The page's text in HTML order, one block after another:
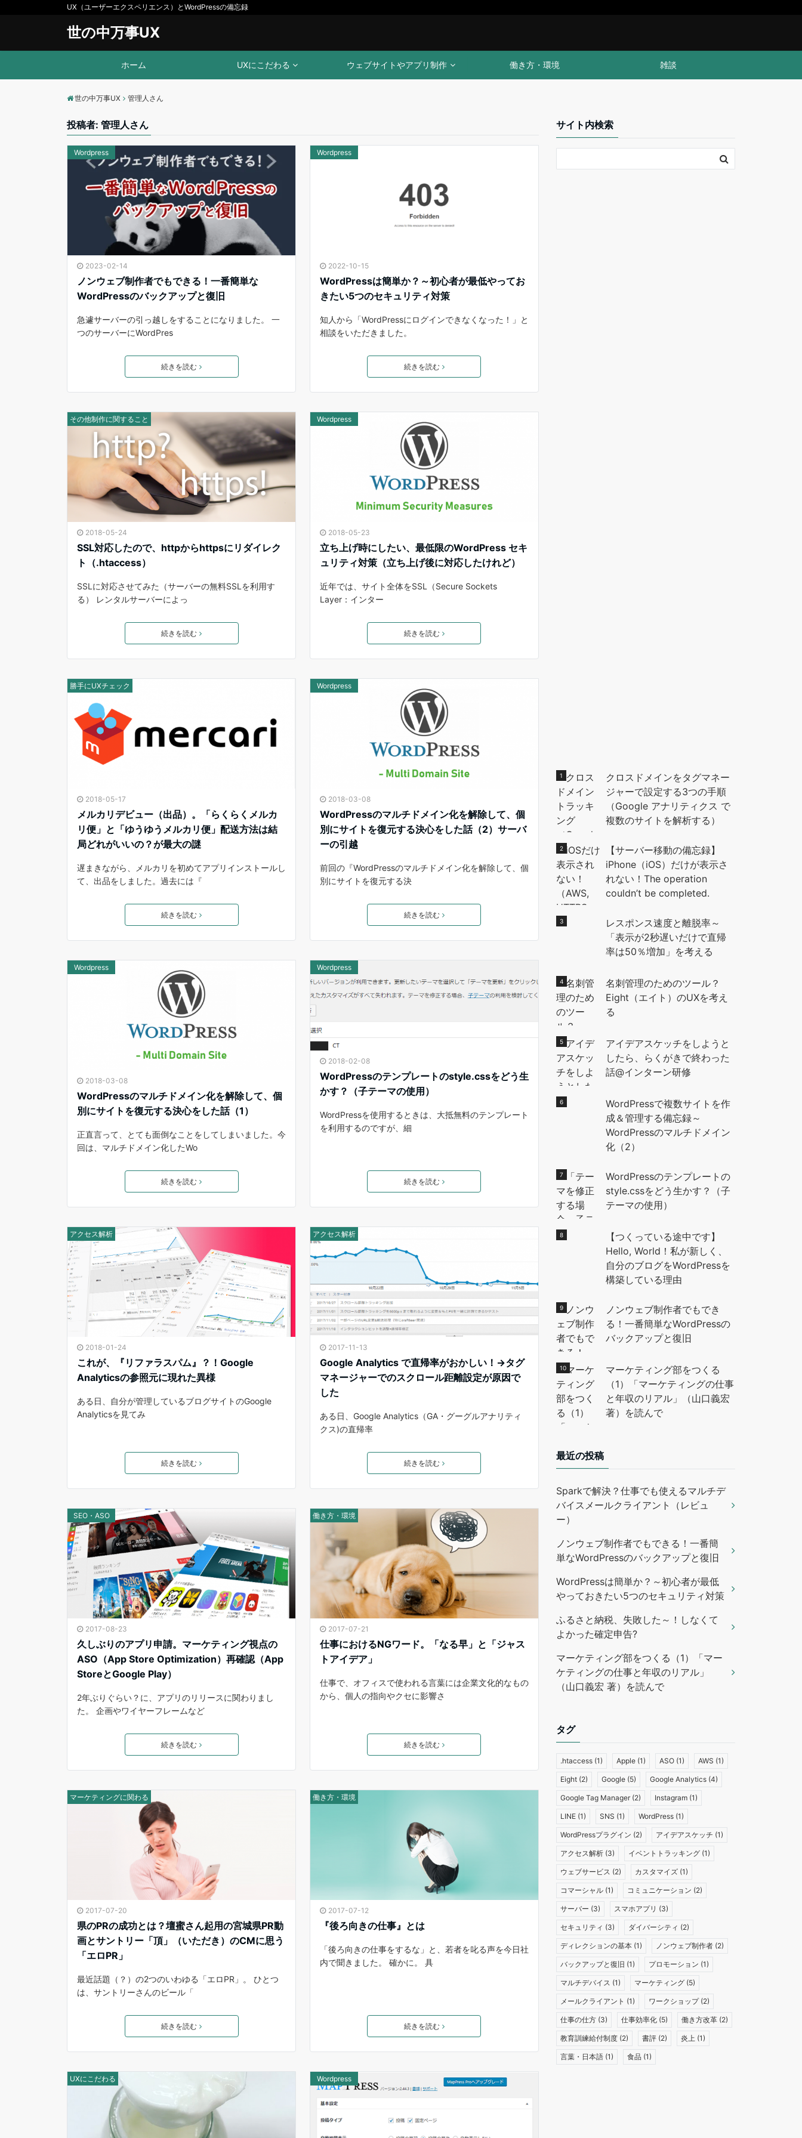
UX（ユーザーエクスペリエンス）とWordPressの備忘録
世の中万事UX
ホーム UXにこだわる ウェブサイトやアプリ制作 働き方・環境 雑談
世の中万事UX 管理人さん
投稿者: 管理人さん
Wordpress
2023-02-14
ノンウェブ制作者でもできる！一番簡単な
WordPressのバックアップと復旧
急遽サーバーの引っ越しをすることになりました。 一
つのサーバーにWordPres
続きを読む
Wordpress
2022-10-15
WordPressは簡単か？～初心者が最低やってお
きたい5つのセキュリティ対策
知人から「WordPressにログインできなくなった！」と
相談をいただきました。
続きを読む
その他制作に関すること
2018-05-24
SSL対応したので、httpからhttpsにリダイレク
ト（.htaccess）
SSLに対応させてみた（サーバーの無料SSLを利用す
る） レンタルサーバーによっ
続きを読む
Wordpress
2018-05-23
立ち上げ時にしたい、最低限のWordPress セキ
ュリティ対策（立ち上げ後に対応したけれど）
近年では、サイト全体をSSL（Secure Sockets
Layer：インター
続きを読む
勝手にUXチェック
2018-05-17
メルカリデビュー（出品）。「らくらくメルカ
リ便」と「ゆうゆうメルカリ便」配送方法は結
局どれがいいの？が最大の謎
遅まきながら、メルカリを初めてアプリインストールし
て、出品をしました。過去には『
続きを読む
Wordpress
2018-03-08
WordPressのマルチドメイン化を解除して、個
別にサイトを復元する決心をした話（2）サーバ
ーの引越
前回の『WordPressのマルチドメイン化を解除して、個
別にサイトを復元する決
続きを読む
Wordpress
2018-03-08
WordPressのマルチドメイン化を解除して、個
別にサイトを復元する決心をした話（1）
正直言って、とても面倒なことをしてしまいました。今
回は、マルチドメイン化したWo
続きを読む
Wordpress
2018-02-08
WordPressのテンプレートのstyle.cssをどう生
かす？（子テーマの使用）
WordPressを使用するときは、大抵無料のテンプレート
を利用するのですが、細
続きを読む
アクセス解析
2018-01-24
これが、『リファラスパム』？！Google
Analyticsの参照元に現れた異様
ある日、自分が管理しているブログサイトのGoogle
Analyticsを見てみ
続きを読む
アクセス解析
2017-11-13
Google Analytics で直帰率がおかしい！→タグ
マネージャーでのスクロール距離設定が原因で
した
ある日、Google Analytics（GA・グーグルアナリティ
クス)の直帰率
続きを読む
SEO・ASO
2017-08-23
久しぶりのアプリ申請。マーケティング視点の
ASO（App Store Optimization）再確認（App
StoreとGoogle Play）
2年ぶりぐらい？に、アプリのリリースに関わりまし
た。 企画やワイヤーフレームなど
続きを読む
働き方・環境
2017-07-21
仕事におけるNGワード。「なる早」と「ジャス
トアイデア」
仕事で、オフィスで使われる言葉には企業文化的なもの
から、個人の指向やクセに影響さ
続きを読む
マーケティングに関わる
2017-07-20
県のPRの成功とは？壇蜜さん起用の宮城県PR動
画とサントリー「頂」（いただき）のCMに思う
「エロPR」
最近話題（？）の2つのいわゆる「エロPR」。 ひとつ
は、サントリーさんのビール「
続きを読む
働き方・環境
2017-07-12
『後ろ向きの仕事』とは
「後ろ向きの仕事をするな」と、若者を叱る声を今日社
内で聞きました。 確かに。 具
続きを読む
UXにこだわる Wordpress
サイト内検索
クロスドメインをタグマネー
ジャーで設定する3つの手順
（Google アナリティクス で
複数のサイトを解析する）
【サーバー移動の備忘録】
iPhone（iOS）だけが表示さ
れない！The operation
couldn’t be completed.
レスポンス速度と離脱率～
「表示が2秒遅いだけで直帰
率は50％増加」を考える
名刺管理のためのツール？
Eight（エイト）のUXを考え
る
アイデアスケッチをしようと
したら、らくがきで終わった
話@インターン研修
WordPressで複数サイトを作
成＆管理する備忘録～
WordPressのマルチドメイン
化（2）
WordPressのテンプレートの
style.cssをどう生かす？（子
テーマの使用）
【つくっている途中です】
Hello, World！私が新しく、
自分のブログをWordPressを
構築している理由
ノンウェブ制作者でもでき
る！一番簡単なWordPressの
バックアップと復旧
マーケティング部をつくる
（1）「マーケティングの仕事
と年収のリアル」（山口義宏
著）を読んで
最近の投稿
Sparkで解決？仕事でも使えるマルチデ
バイスメールクライアント（レビュ
ー）
ノンウェブ制作者でもできる！一番簡
単なWordPressのバックアップと復旧
WordPressは簡単か？～初心者が最低
やっておきたい5つのセキュリティ対策
ふるさと納税、失敗した～！しなくて
よかった確定申告?
マーケティング部をつくる（1）「マー
ケティングの仕事と年収のリアル」
（山口義宏 著）を読んで
タグ
.htaccess (1) Apple (1) ASO (1) AWS (1)
Eight (2) Google (5) Google Analytics (4)
Google Tag Manager(2) Instagram (1)
LINE (1) SNS (1) WordPress (1)
WordPressプラグイン (2) アイデアスケッチ (1)
アクセス解析 (3) イベントトラッキング (1)
ウェブサービス (2) カスタマイズ (1)
コマーシャル (1) コミュニケーション (2)
サーバー (3) スマホアプリ (3)
セキュリティ (3) ダイバーシティ (2)
ディレクションの基本 (1) ノンウェブ制作者 (2)
バックアップと復旧 (1) プロモーション (1)
マルチデバイス (1) マーケティング (5)
メールクライアント (1) ワークショップ(2)
仕事の仕方 (3) 仕事効率化 (5) 働き方改革 (2)
教育訓練給付制度 (2) 書評 (2) 炎上 (1)
言葉・日本語 (1) 食品 (1)